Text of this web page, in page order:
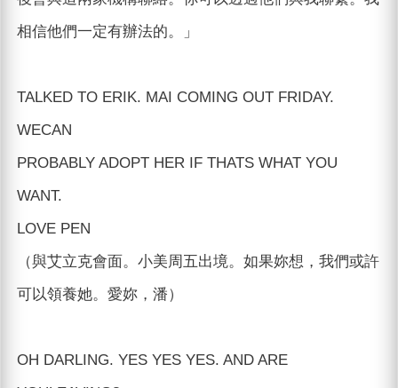
相信他們一定有辦法的。」
TALKED TO ERIK. MAI COMING OUT FRIDAY.
WECAN
PROBABLY ADOPT HER IF THATS WHAT YOU
WANT.
LOVE PEN
（與艾立克會面。小美周五出境。如果妳想，我們或許
可以領養她。愛妳，潘）
OH DARLING. YES YES YES. AND ARE